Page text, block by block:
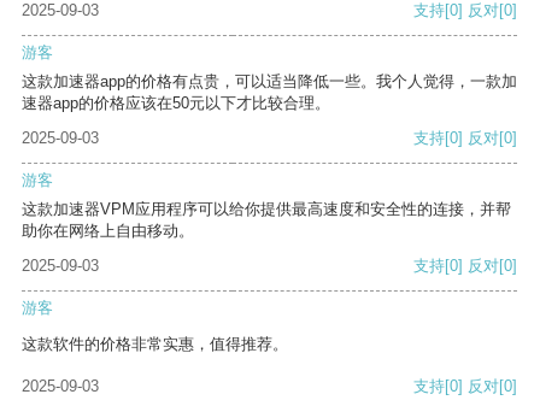
2025-09-03 支持[0] 反对[0]
游客
这款加速器app的价格有点贵，可以适当降低一些。我个人觉得，一款加
速器app的价格应该在50元以下才比较合理。
2025-09-03
支持[0] 反对[0]
游客
这款加速器VPM应用程序可以给你提供最高速度和安全性的连接，并帮
助你在网络上自由移动。
2025-09-03
支持[0] 反对[0]
游客
这款软件的价格非常实惠，值得推荐。
2025-09-03 支持[0] 反对[0]